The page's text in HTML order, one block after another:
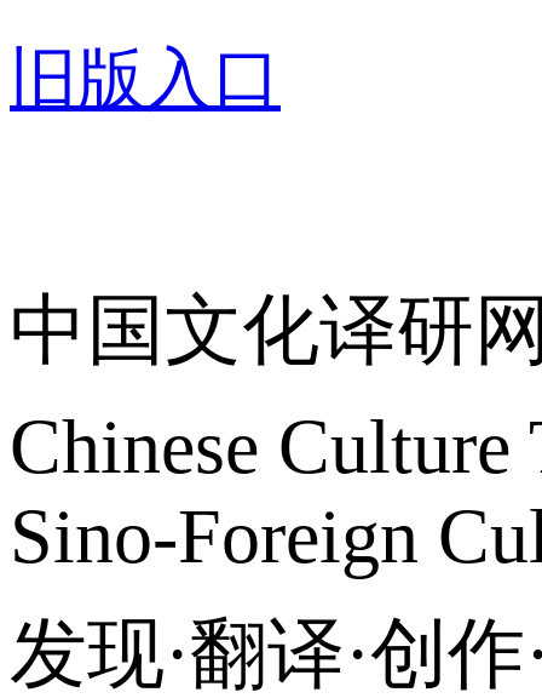
旧版入口
中国文化译研
Chinese
Sino-Foreign
发现·翻译·创